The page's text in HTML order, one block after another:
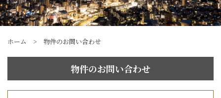
ホーム > 物件のお問い合わせ
物件のお問い合わせ